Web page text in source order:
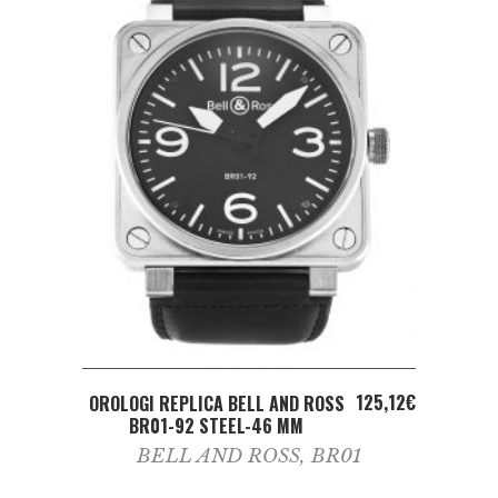
ADD TO CART
OROLOGI REPLICA BELL AND ROSS
BR01-92 STEEL-46 MM
125,12€
BELL AND ROSS,BR01